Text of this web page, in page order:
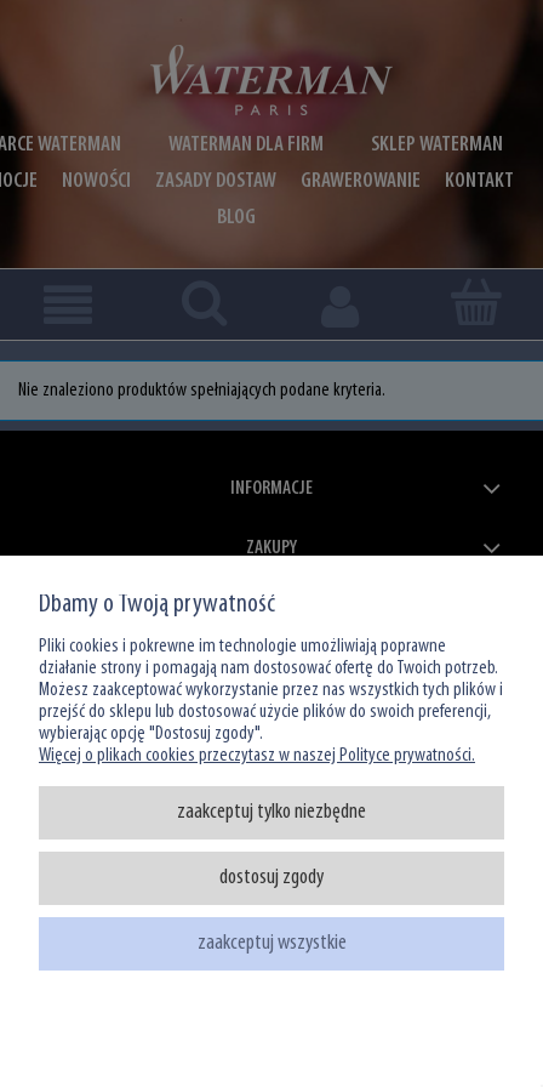
WATERMAN WATERMAN DLA FIRM
SKLEP WATERMAN
NOWOŚCI ZASADY DOSTAW GRAWEROWANIE
KONTAKT
BLOG
Nie znaleziono produktów spełniających podane kryteria.
INFORMACJE
ZAKUPY
MOJE KONTO
O NAS
Infolinia: 801 066 449
tel: (22) 39 00 966
sklep@watermanshop.pl
Dbamy o Twoją prywatność
Pliki cookies i pokrewne im technologie umożliwiają poprawne
działanie strony i pomagają nam dostosować ofertę do Twoich potrzeb.
Możesz zaakceptować wykorzystanie przez nas wszystkich tych plików i
przejść do sklepu lub dostosować użycie plików do swoich preferencji,
wybierając opcję "Dostosuj zgody".
Więcej o plikach cookies przeczytasz w naszej Polityce prywatności.
zaakceptuj tylko niezbędne
dostosuj zgody
zaakceptuj wszystkie